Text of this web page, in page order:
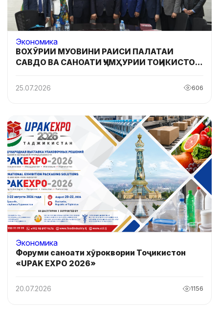
Экономика
ВОХӮРИИ МУОВИНИ РАИСИ ПАЛАТАИ
САВДО ВА САНОАТИ ҶУМҲУРИИ ТОҶИКИСТОН
РОБИТАҲОИ ХОРИҶИИ ҲУКУМАТИ ХАЛҚИИ
25.07.2026 606
Экономика
Форуми саноати хӯроквории Тоҷикистон
«UPAK EXPO 2026»
20.07.2026 1156